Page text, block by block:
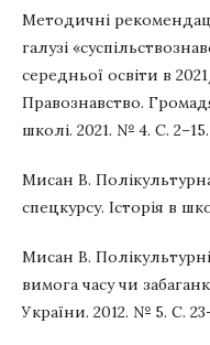
Методичні
галузі
середньої освіти в
Правознавство.
школі. 2021. № 4. С. 2–15.
Мисан В.
спецкурсу. Історія в
Мисан В.
вимога часу чи
України. 2012. № 5. С.